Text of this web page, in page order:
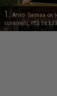
1. Arvio: Saimaa on
suvereeni, että se